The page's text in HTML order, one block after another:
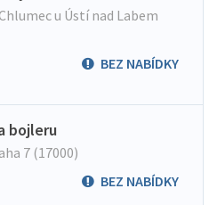
u Ústí nad Labem
BEZ NABÍDKY
bojleru
7 (17000)
BEZ NABÍDKY